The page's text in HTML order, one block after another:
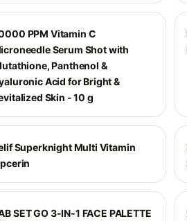
PPM Vitamin C
Serum Shot with
Panthenol &
Acid for Bright &
Skin - 10 g
Superknight Multi Vitamin
SET GO 3-IN-1 FACE PALETTE